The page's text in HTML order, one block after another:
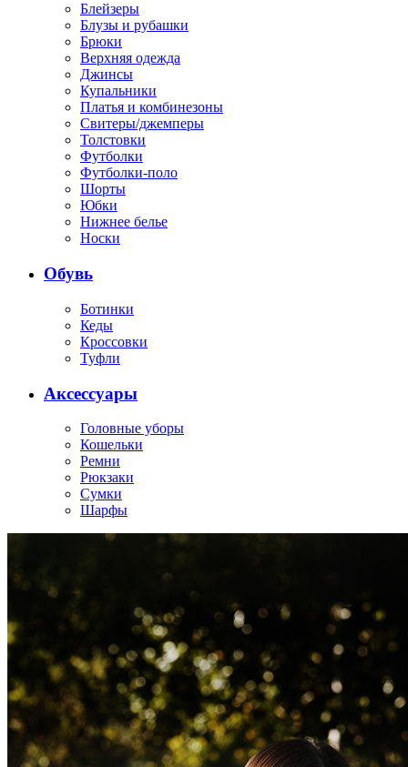
Блейзеры
Блузы и рубашки
Брюки
Верхняя одежда
Джинсы
Купальники
Платья и комбинезоны
Свитеры/джемперы
Толстовки
Футболки
Футболки-поло
Шорты
Юбки
Нижнее белье
Носки
Обувь
Ботинки
Кеды
Кроссовки
Туфли
Аксессуары
Головные уборы
Кошельки
Ремни
Рюкзаки
Сумки
Шарфы